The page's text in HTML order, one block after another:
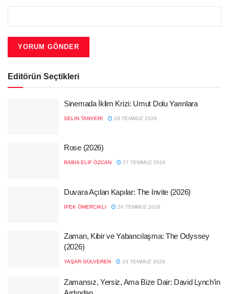
Editörün Seçtikleri
Sinemada İklim Krizi: Umut Dolu Yarınlara
SELIN TANYERI 29 TEMMUZ 2026
Rose (2026)
RABIA ELIF ÖZCAN 27 TEMMUZ 2026
Duvara Açılan Kapılar: The Invite (2026)
İPEK ÖMERCIKLI 26 TEMMUZ 2026
Zaman, Kibir ve Yabancılaşma: The Odyssey
(2026)
YAŞAR GÜLVEREN 23 TEMMUZ 2026
Zamansız, Yersiz, Ama Bize Dair: David Lynch’in